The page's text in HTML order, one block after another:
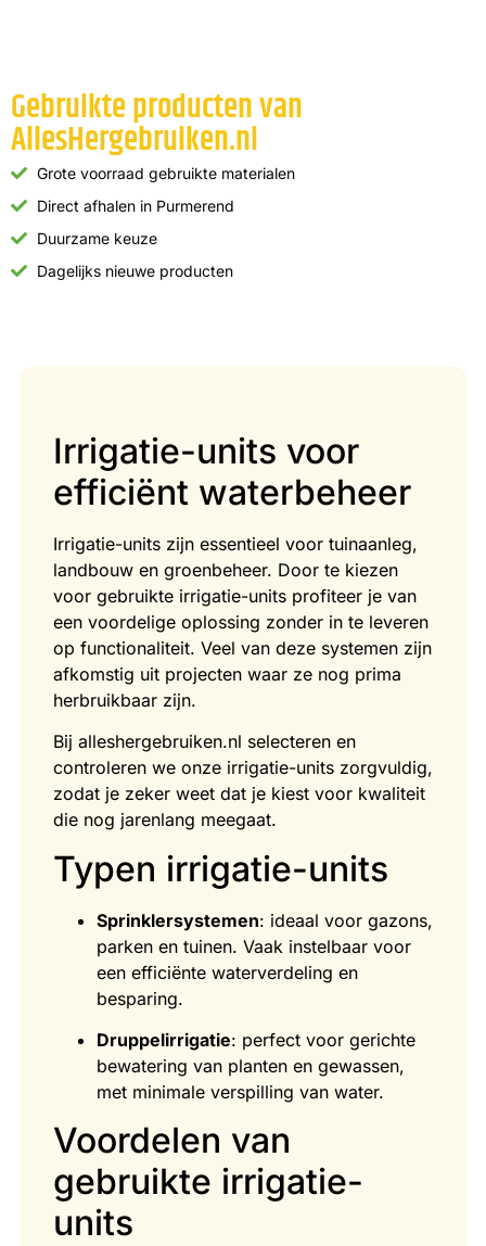
Gebruikte producten van
AllesHergebruiken.nl
Grote voorraad gebruikte materialen
Direct afhalen in Purmerend
Duurzame keuze
Dagelijks nieuwe producten
Irrigatie-units voor
efficiënt waterbeheer
Irrigatie-units zijn essentieel voor tuinaanleg,
landbouw en groenbeheer. Door te kiezen
voor gebruikte irrigatie-units profiteer je van
een voordelige oplossing zonder in te leveren
op functionaliteit. Veel van deze systemen zijn
afkomstig uit projecten waar ze nog prima
herbruikbaar zijn.
Bij alleshergebruiken.nl selecteren en
controleren we onze irrigatie-units zorgvuldig,
zodat je zeker weet dat je kiest voor kwaliteit
die nog jarenlang meegaat.
Typen irrigatie-units
Sprinklersystemen: ideaal voor gazons,
parken en tuinen. Vaak instelbaar voor
een efficiënte waterverdeling en
besparing.
Druppelirrigatie: perfect voor gerichte
bewatering van planten en gewassen,
met minimale verspilling van water.
Voordelen van
gebruikte irrigatie-
units